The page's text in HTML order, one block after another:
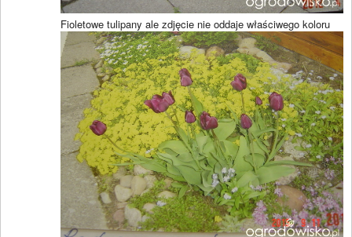
Fioletowe tulipany ale zdjęcie nie oddaje właściwego koloru